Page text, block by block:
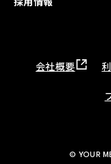
会社概要
© YOUR